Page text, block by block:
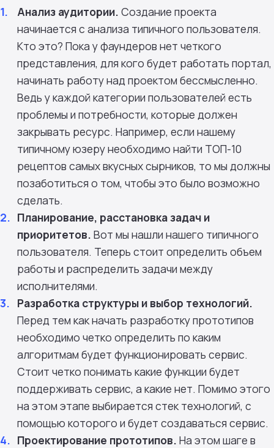
Анализ аудитории. Создание проекта
начинается с анализа типичного пользователя.
Кто это? Пока у фаундеров нет четкого
представления, для кого будет работать портал,
начинать работу над проектом бессмысленно.
Ведь у каждой категории пользователей есть
проблемы и потребности, которые должен
закрывать ресурс. Например, если нашему
типичному юзеру необходимо найти ТОП-10
рецептов самых вкусных сырников, то мы должны
позаботиться о том, чтобы это было возможно
сделать.
Планирование, расстановка задач и
приоритетов. Вот мы нашли нашего типичного
пользователя. Теперь стоит определить объем
работы и распределить задачи между
исполнителями.
Разработка структуры и выбор технологий.
Перед тем как начать разработку прототипов
необходимо четко определить по каким
алгоритмам будет функционировать сервис.
Стоит четко понимать какие функции будет
поддерживать сервис, а какие нет. Помимо этого
на этом этапе выбирается стек технологий, с
помощью которого и будет создаваться сервис.
Проектирование прототипов. На этом шаге в